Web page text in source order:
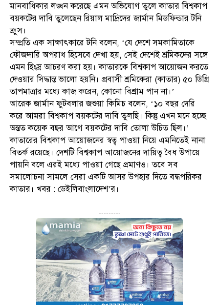
মানবাধিকার লঙ্ঘন করেছে এমন অভিযোগ তুলে কাতার বিশ্বকাপ
বয়কটের দাবি তুলেছেন রিয়াল মাদ্রিদের জার্মান মিডফিল্ডার টনি
ক্রুস।
সম্প্রতি এক সাক্ষাৎকারে টনি বলেন, ‘যে দেশে সমকামিতাকে
ফৌজদারি অপরাধ হিসেবে দেখা হয়, সেই দেশেই শ্রমিকদের সঙ্গে
এমন হিংস্র আচরণ করা হয়। কাতারকে বিশ্বকাপ আয়োজন করতে
দেওয়ার সিদ্ধান্ত ভালো হয়নি। প্রবাসী শ্রমিকেরা (কাতার) ৫০ ডিগ্রি
তাপমাত্রার মধ্যে কাজ করেন, কোনো বিশ্রাম পান না।’
আরেক জার্মান ফুটবলার জশুয়া কিমিচ বলেন, ‘১০ বছর দেরি
করে আমরা বিশ্বকাপ বয়কটের দাবি তুলছি। কিন্তু এখন মনে হচ্ছে
অন্তত কয়েক বছর আগে বয়কটের দাবি তোলা উচিত ছিল।’
কাতারের বিশ্বকাপ আয়োজনের স্বত্ব পাওয়া নিয়ে এমনিতেই নানা
বিতর্ক রয়েছে। দেশটি বিশ্বকাপ আয়োজনের দায়িত্ব বৈধ উপায়ে
পায়নি বলে এরই মধ্যে পাওয়া গেছে প্রমাণও। তবে সব
সমালোচনা সামলে সেরা একটি আসর উপহার দিতে বদ্ধপরিকর
কাতার। খবর : ডেইলিবাংলাদেশ’র।
---------